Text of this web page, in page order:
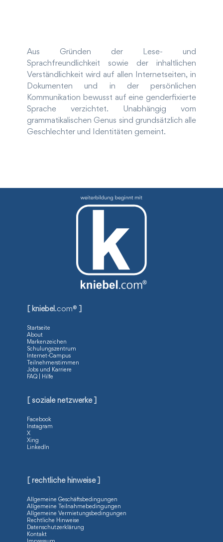
Aus Gründen der Lese- und
Sprachfreundlichkeit sowie der inhaltlichen
Verständlichkeit wird auf allen Internetseiten, in
Dokumenten und in der persönlichen
Kommunikation bewusst auf eine genderfixierte
Sprache verzichtet. Unabhängig vom
grammatikalischen Genus sind grundsätzlich alle
Geschlechter und Identitäten gemeint.
[ kniebel .com®
Startseite
About
Markenzeichen
Schulungszentrum
Internet-Campus
Teilnehmerstimmen
Jobs und Karriere
FAQ | Hilfe
[ soziale netzwerke ]
Facebook
Instagram
X
Xing
LinkedIn
[ rechtliche hinweise ]
Allgemeine Geschäftsbedingungen
Allgemeine Teilnahmebedingungen
Allgemeine Vermietungsbedingungen
Rechtliche Hinweise
Datenschutzerklärung
Kontakt